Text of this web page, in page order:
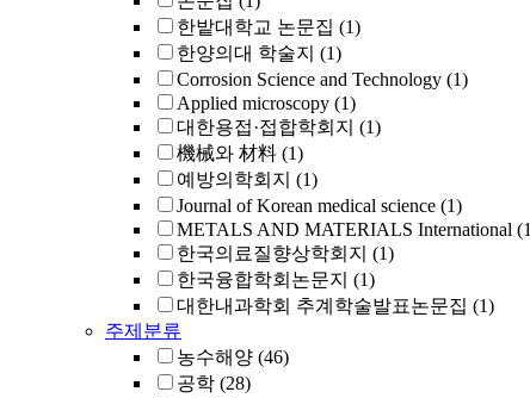
한밭대학교 논문집 (1)
한양의대 학술지 (1)
Corrosion Science and Technology (1)
Applied microscopy (1)
대한용접·접합학회지 (1)
機械와 材料 (1)
예방의학회지 (1)
Journal of Korean medical science (1)
METALS AND MATERIALS International
한국의료질향상학회지 (1)
한국융합학회논문지 (1)
대한내과학회 추계학술발표논문집 (1)
주제분류
농수해양 (46)
공학 (28)